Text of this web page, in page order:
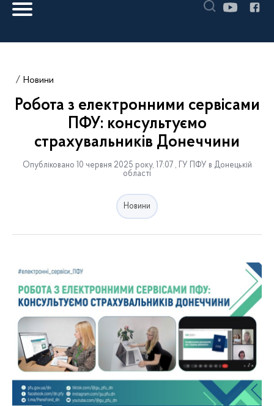
Новини
Робота з електронними сервісами
ПФУ: консультуємо
страхувальників Донеччини
Опубліковано 10 червня 2025 року, 17:07 , ГУ ПФУ в Донецькій
області
Новини